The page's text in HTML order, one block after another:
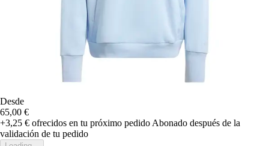
Desde
65,00 €
+3,25 € ofrecidos en tu próximo pedido Abonado después de la
validación de tu pedido